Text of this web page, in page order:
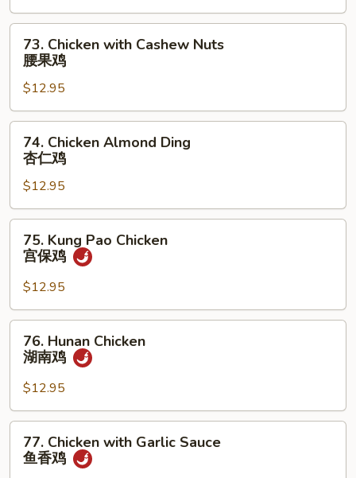
喱
鸡
Chicken
with
Cashew
Nuts
腰
73. Chicken with Cashew Nuts
腰果鸡
$12.95
Chicken
Almond
Ding
杏
仁
74. Chicken Almond Ding
杏仁鸡
$12.95
Kung
Pao
Chicken
宫
保
75. Kung Pao Chicken
宫保鸡
$12.95
Hunan
Chicken
南
鸡
76. Hunan Chicken
湖南鸡
$12.95
Chicken
with
77. Chicken with Garlic Sauce
鱼香鸡